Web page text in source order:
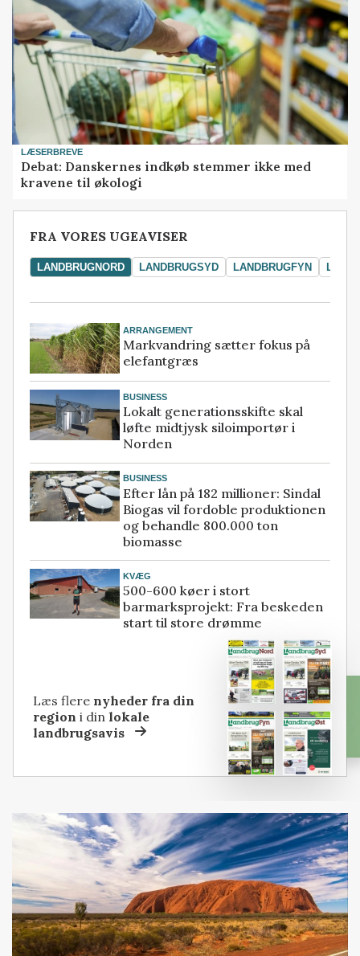
LÆSERBREVE
Debat: Danskernes indkøb stemmer ikke med
kravene til økologi
FRA VORES UGEAVISER
LANDBRUGNORD LANDBRUGSYD LANDBRUGFYN
ARRANGEMENT
Markvandring sætter fokus på
elefantgræs
BUSINESS
Lokalt generationsskifte skal
løfte midtjysk siloimportør i
Norden
BUSINESS
Efter lån på 182 millioner: Sindal
Biogas vil fordoble produktionen
og behandle 800.000 ton
biomasse
KVÆG
500-600 køer i stort
barmarksprojekt: Fra beskeden
start til store drømme
Læs flere nyheder fra din
region i dinlokale
landbrugsavis